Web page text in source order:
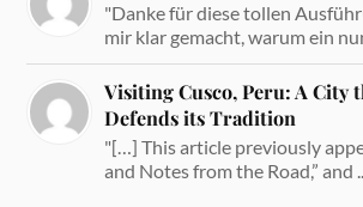
"Danke für diese tollen
mir klar gemacht, warum ein
Visiting Cusco, Peru: A City
Defends its Tradition
"[…] This article previously
and Notes from the Road,” and